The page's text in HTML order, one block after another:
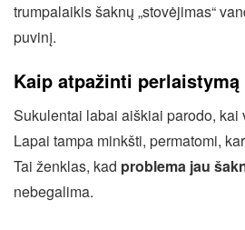
trumpalaikis šaknų „stovėjimas“
puvinį.
Kaip atpažinti perlaistymą
Sukulentai labai aiškiai parodo, kai
Lapai tampa minkšti, permatomi,
Tai ženklas, kad problema jau
nebegalima.